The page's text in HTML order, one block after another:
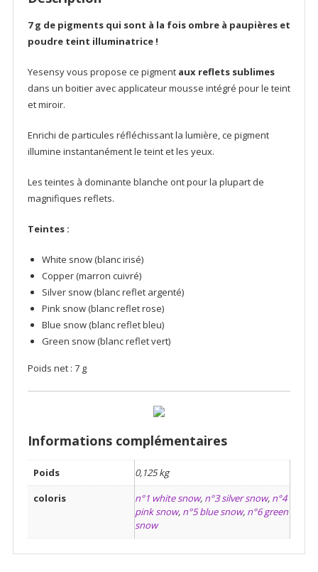
7 g de pigments qui sont à la fois ombre à paupières et
poudre teint illuminatrice !
Yesensy vous propose ce pigmentaux reflets sublimes
dans un boitier avec applicateur mousse intégré pour le teint
et miroir.
Enrichi de particules réfléchissant la lumière, ce pigment
illumine instantanément le teint et les yeux.
Les teintes à dominante blanche ont pour la plupart de
magnifiques reflets.
Teintes :
White snow (blanc irisé)
Copper (marron cuivré)
Silver snow (blanc reflet argenté)
Pink snow (blanc reflet rose)
Blue snow (blanc reflet bleu)
Green snow (blanc reflet vert)
Poids net : 7 g
Informations complémentaires
Poids
0,125 kg
coloris
n°1 white snow, n°3 silver snow, n°4
pink snow, n°5 blue snow, n°6 green
snow